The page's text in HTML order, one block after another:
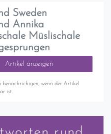
Sweden
Annika
Müslischale
Artikel anzeigen
benachrichigen, wenn der Artikel
ist.